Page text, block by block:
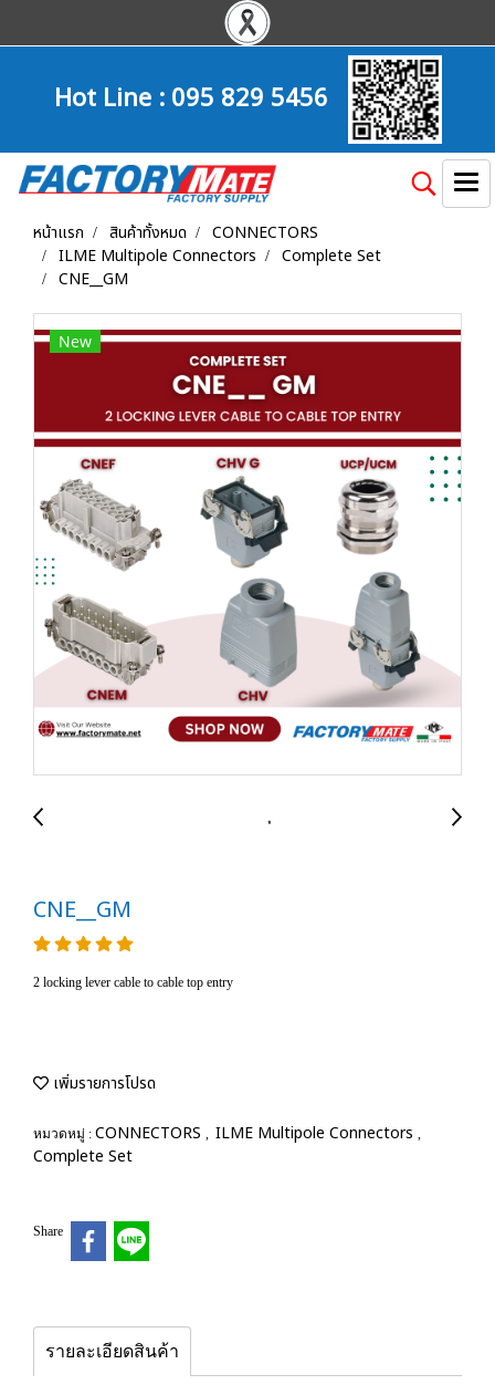
Hot Line :095 829 5456
หน้าแรก สินค้าทั้งหมด
CONNECTORS
ILME Multipole Connectors
Complete Set
CNE__GM
New
CNE__GM
2 locking lever cable to cable top entry
เพิ่มรายการโปรด
หมวดหมู่ : CONNECTORS , ILME Multipole Connectors ,
Complete Set
Share
รายละเอียดสินค้า